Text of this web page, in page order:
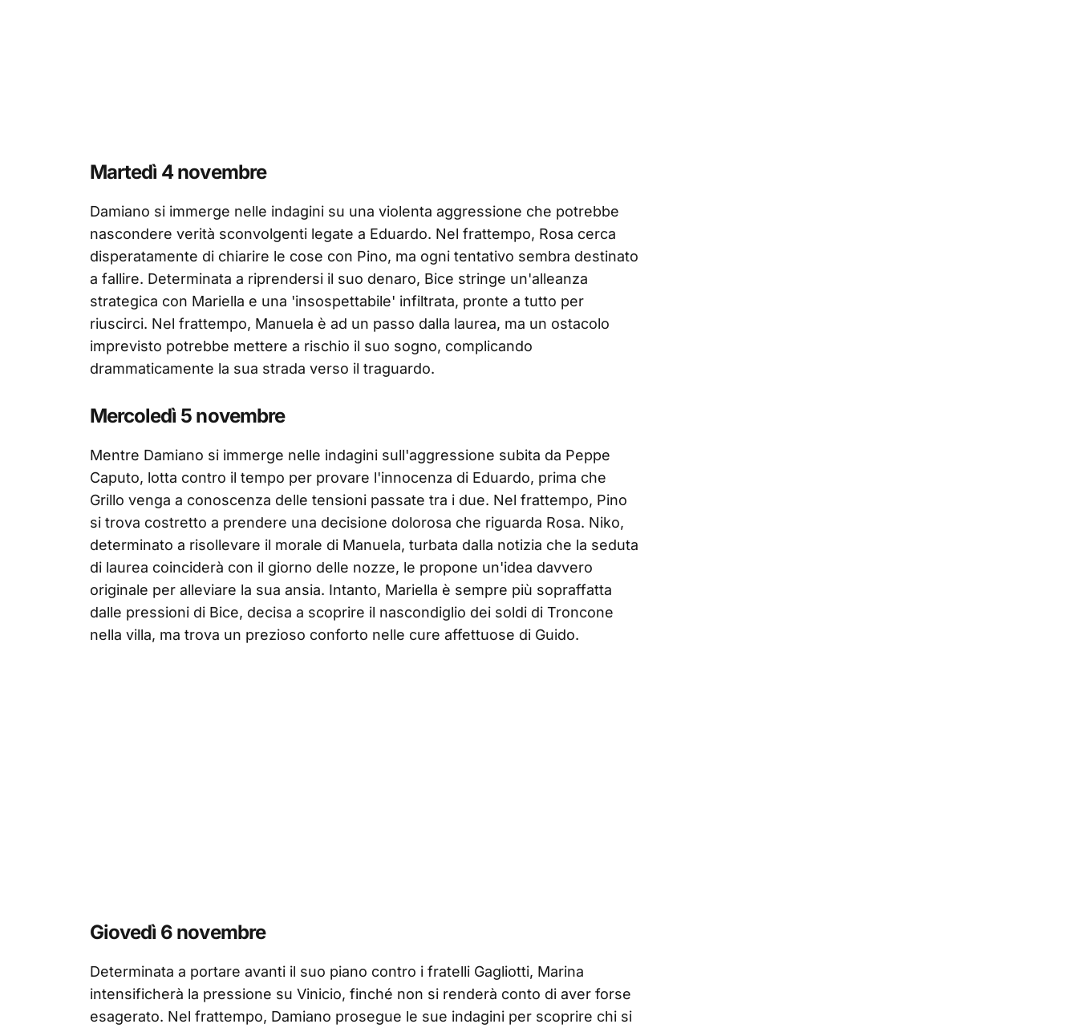
Martedì 4 novembre
Damiano si immerge nelle indagini su una violenta aggressione che potrebbe
nascondere verità sconvolgenti legate a Eduardo. Nel frattempo, Rosa cerca
disperatamente di chiarire le cose con Pino, ma ogni tentativo sembra destinato
a fallire. Determinata a riprendersi il suo denaro, Bice stringe un'alleanza
strategica con Mariella e una 'insospettabile' infiltrata, pronte a tutto per
riuscirci. Nel frattempo, Manuela è ad un passo dalla laurea, ma un ostacolo
imprevisto potrebbe mettere a rischio il suo sogno, complicando
drammaticamente la sua strada verso il traguardo.
Mercoledì 5 novembre
Mentre Damiano si immerge nelle indagini sull'aggressione subita da Peppe
Caputo, lotta contro il tempo per provare l'innocenza di Eduardo, prima che
Grillo venga a conoscenza delle tensioni passate tra i due. Nel frattempo, Pino
si trova costretto a prendere una decisione dolorosa che riguarda Rosa. Niko,
determinato a risollevare il morale di Manuela, turbata dalla notizia che la seduta
di laurea coinciderà con il giorno delle nozze, le propone un'idea davvero
originale per alleviare la sua ansia. Intanto, Mariella è sempre più sopraffatta
dalle pressioni di Bice, decisa a scoprire il nascondiglio dei soldi di Troncone
nella villa, ma trova un prezioso conforto nelle cure affettuose di Guido.
Giovedì 6 novembre
Determinata a portare avanti il suo piano contro i fratelli Gagliotti, Marina
intensificherà la pressione su Vinicio, finché non si renderà conto di aver forse
esagerato. Nel frattempo, Damiano prosegue le sue indagini per scoprire chi si